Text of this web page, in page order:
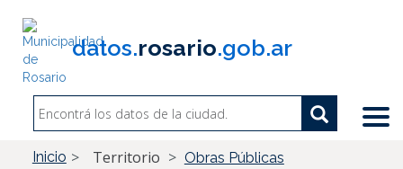
contenido
principal
datos.rosario.gob.ar
Buscar Search
Inicio Territorio Obras Públicas